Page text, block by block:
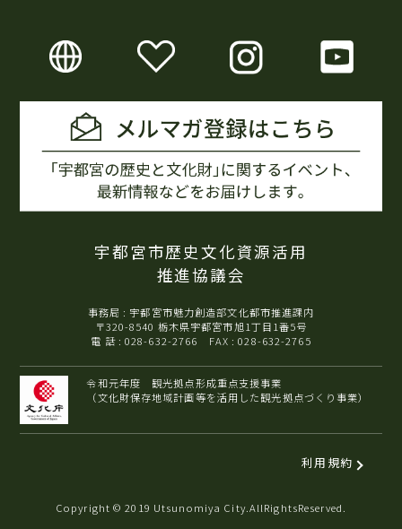
宇都宮市歴史文化資源活用
推進協議会
事務局 : 宇都宮市魅力創造部文化都市推進課内
〒320-8540 栃木県宇都宮市旭1丁目1番5号
電 話 : 028-632-2766 FAX : 028-632-2765
令和元年度 観光拠点形成重点支援事業
（文化財保存地域計画等を活用した観光拠点づくり事業）
利用規約
Copyright © 2019 Utsunomiya City.AllRightsReserved.